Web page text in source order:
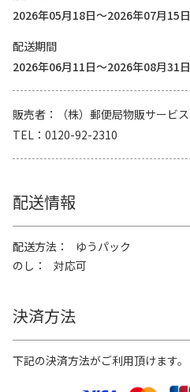
2026年05月18日～2026年07月15日
配送期間
2026年06月11日～2026年08月31日
販売者
（株）郵便局物販サービス
TEL
0120-92-2310
配送情報
配送方法
ゆうパック
のし
対応可
決済方法
下記の決済方法がご利用頂けます。